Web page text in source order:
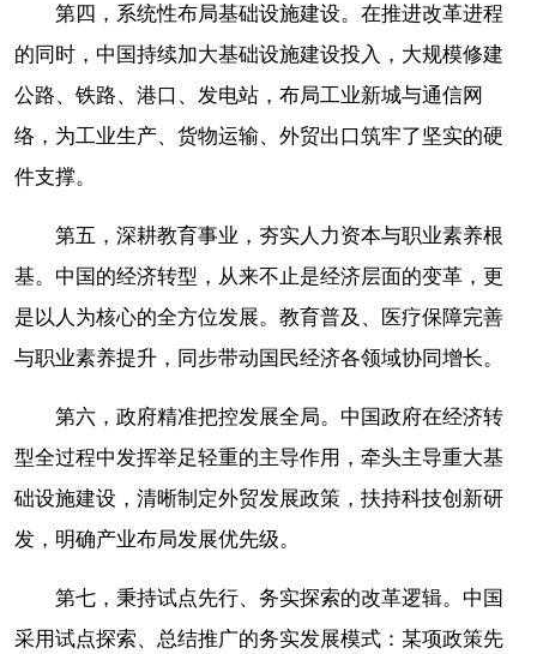
第四，系统性布局基础设施建设。在推进改革进程
的同时，中国持续加大基础设施建设投入，大规模修建
公路、铁路、港口、发电站，布局工业新城与通信网
络，为工业生产、货物运输、外贸出口筑牢了坚实的硬
件支撑。
第五，深耕教育事业，夯实人力资本与职业素养根
基。中国的经济转型，从来不止是经济层面的变革，更
是以人为核心的全方位发展。教育普及、医疗保障完善
与职业素养提升，同步带动国民经济各领域协同增长。
第六，政府精准把控发展全局。中国政府在经济转
型全过程中发挥举足轻重的主导作用，牵头主导重大基
础设施建设，清晰制定外贸发展政策，扶持科技创新研
发，明确产业布局发展优先级。
第七，秉持试点先行、务实探索的改革逻辑。中国
采用试点探索、总结推广的务实发展模式：某项政策先